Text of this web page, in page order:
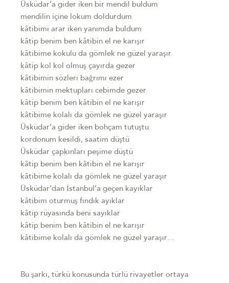
Üsküdar’a gider iken bir mendil buldum
mendilin içine lokum doldurdum
kâtibimi arar iken yanımda buldum
kâtip benim ben kâtibin el ne karışır
kâtibime kokulu da gömlek ne güzel yaraşır
kâtip kol kol olmuş çayırda gezer
kâtibimin sözleri bağrımı ezer
kâtibimin mektupları cebimde gezer
kâtip benim ben kâtibin el ne karışır
kâtibime kolalı da gömlek ne güzel yaraşır
Üsküdar’a gider iken bohçam tutuştu
kordonum kesildi, saatim düştü
Üsküdar çapkınları peşime düştü
kâtip benim ben kâtibin el ne karışır
kâtibime kolalı da gömlek ne güzel yaraşır
Üsküdar’dan İstanbul’a geçen kayıklar
kâtibim oturmuş fındık ayıklar
kâtip rüyasında beni sayıklar
kâtip benim ben kâtibin el ne karışır
kâtibime kolalı da gömlek ne güzel yaraşır…
Bu şarkı, türkü konusunda türlü rivayetler ortaya